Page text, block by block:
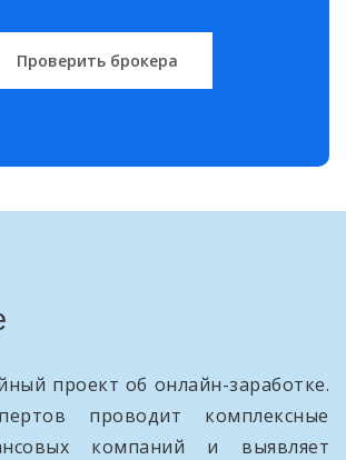
Проверить брокера
проект об онлайн-заработке.
проводит комплексные
компаний и выявляет